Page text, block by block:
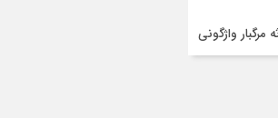
واژگونی